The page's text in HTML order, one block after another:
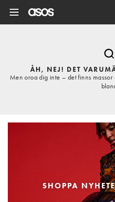
ÅH, NEJ! DET
Men oroa dig inte – det finns
SHOPPA